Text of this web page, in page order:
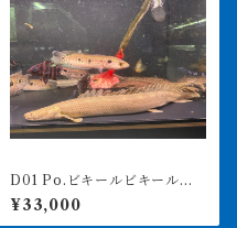
D01 Po.ビキールビキール
カミハタ 58㎝前後 買取個
体
¥33,000